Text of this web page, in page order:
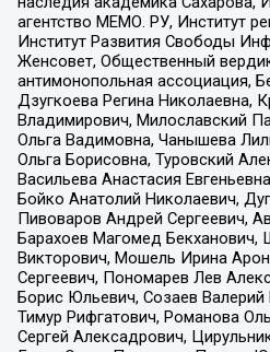
агентство МЕМО. РУ, Институт
Институт Развития Свободы
Женсовет, Общественный
антимонопольная ассоциация,
Дзугкоева Регина Николаевна,
Владимирович, Милославский
Ольга Вадимовна, Чанышева
Ольга Борисовна, Туровский
Васильева Анастасия
Бойко Анатолий Николаевич,
Пивоваров Андрей Сергеевич,
Барахоев Магомед Бекханович,
Викторович, Мошель Ирина
Сергеевич, Пономарев Лев
Борис Юльевич, Созаев
Тимур Рифгатович, Романова
Сергей Алексадрович,